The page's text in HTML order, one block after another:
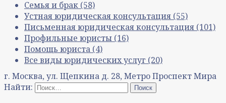
Семья и брак (58)
Устная юридическая консультация (55)
Письменная юридическая консультация (101)
Профильные юристы (16)
Помощь юриста (4)
Все виды юридических услуг (20)
г. Москва, ул. Щепкина д. 28, Метро Проспект Мира
Найти: